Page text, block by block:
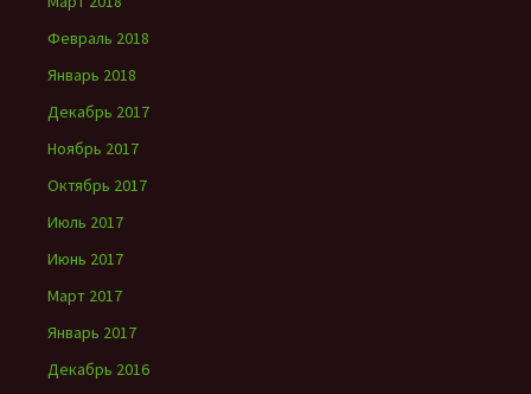
Февраль 2018
Январь 2018
Декабрь 2017
Ноябрь 2017
Октябрь 2017
Июль 2017
Июнь 2017
Март 2017
Январь 2017
Декабрь 2016